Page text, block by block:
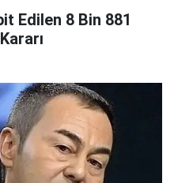
Edilen 8 Bin 881